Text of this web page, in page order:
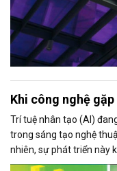
Khi công nghệ gặp
Trí tuệ nhân tạo (AI)
trong sáng tạo nghệ
nhiên, sự phát triển này
thách thức về bản